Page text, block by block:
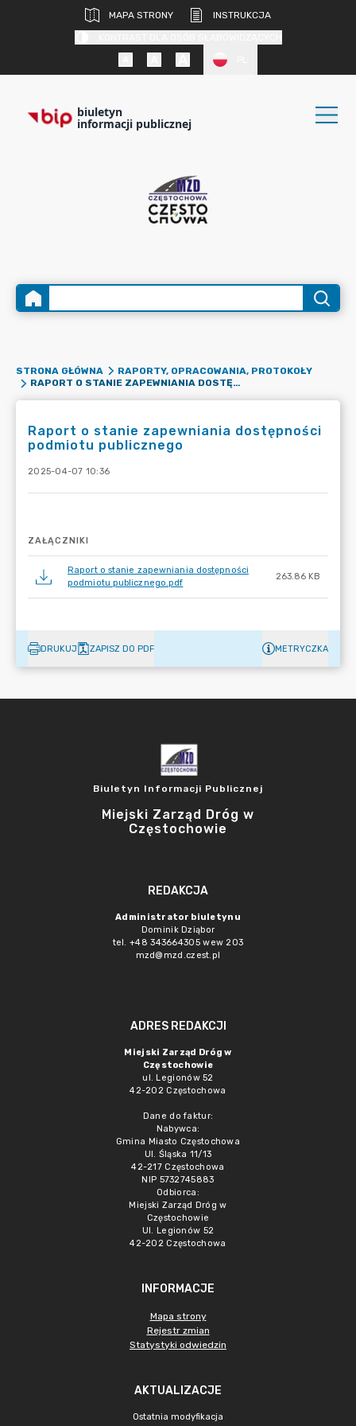
MAPA STRONY
INSTRUKCJA
biuletyn
informacji publicznej
STRONA GŁÓWNA
RAPORTY, OPRACOWANIA, PROTOKOŁY
RAPORT O STANIE ZAPEWNIANIA DOSTĘPNOŚCI PODMIOTU PUBLICZNEGO
Raport o stanie zapewniania dostępności
podmiotu publicznego
2025-04-07 10:36
ZAŁĄCZNIKI
Raport o stanie zapewniania dostępności
podmiotu publicznego.pdf
263.86 KB
DRUKUJ ZAPISZ DO PDF METRYCZKA
Biuletyn Informacji Publicznej
Miejski Zarząd Dróg w
Częstochowie
REDAKCJA
Administrator biuletynu
Dominik Dziąbor
tel. +48 343664305 wew 203
mzd@mzd.czest.pl
ADRES REDAKCJI
Miejski Zarząd Dróg w
Częstochowie
ul. Legionów 52
42-202 Częstochowa
Dane do faktur:
Nabywca:
Gmina Miasto Częstochowa
Ul. Śląska 11/13
42-217 Częstochowa
NIP 5732745883
Odbiorca:
Miejski Zarząd Dróg w
Częstochowie
Ul. Legionów 52
42-202 Częstochowa
INFORMACJE
Mapa strony
Rejestr zmian
Statystyki odwiedzin
AKTUALIZACJE
Ostatnia modyfikacja